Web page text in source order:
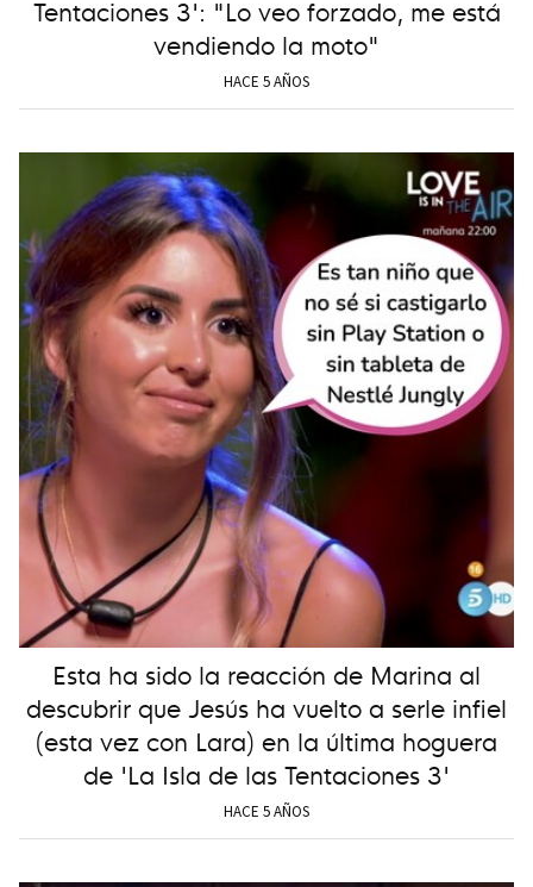
Tentaciones 3': "Lo veo forzado, me está
vendiendo la moto"
HACE 5 AÑOS
Esta ha sido la reacción de Marina al
descubrir que Jesús ha vuelto a serle infiel
(esta vez con Lara) en la última hoguera
de 'La Isla de las Tentaciones 3'
HACE 5 AÑOS